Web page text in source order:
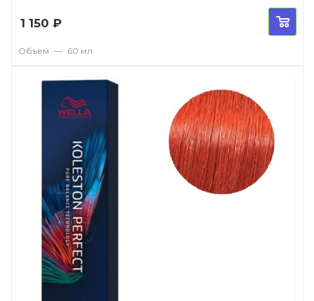
1 150 ₽
Объем — 60 мл